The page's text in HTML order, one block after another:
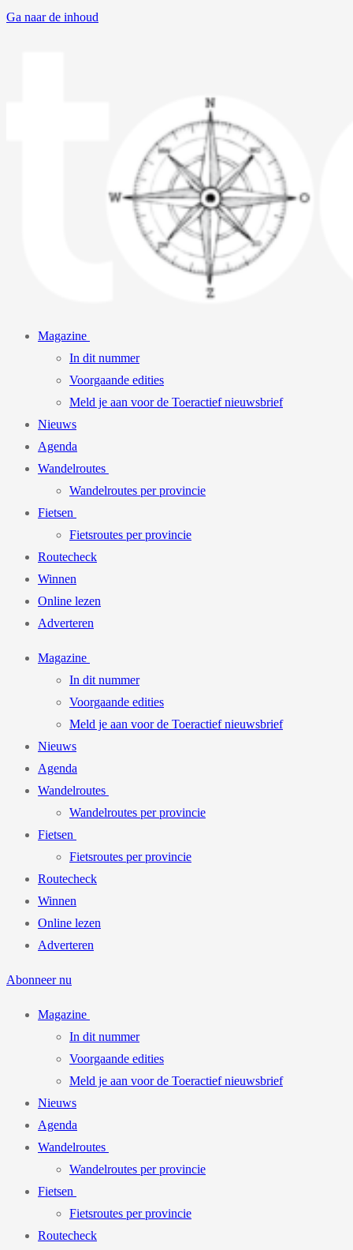
Ga naar de inhoud
Magazine
In dit nummer
Voorgaande edities
Meld je aan voor de Toeractief nieuwsbrief
Nieuws
Agenda
Wandelroutes
Wandelroutes per provincie
Fietsen
Fietsroutes per provincie
Routecheck
Winnen
Online lezen
Adverteren
Magazine
In dit nummer
Voorgaande edities
Meld je aan voor de Toeractief nieuwsbrief
Nieuws
Agenda
Wandelroutes
Wandelroutes per provincie
Fietsen
Fietsroutes per provincie
Routecheck
Winnen
Online lezen
Adverteren
Abonneer nu
Magazine
In dit nummer
Voorgaande edities
Meld je aan voor de Toeractief nieuwsbrief
Nieuws
Agenda
Wandelroutes
Wandelroutes per provincie
Fietsen
Fietsroutes per provincie
Routecheck